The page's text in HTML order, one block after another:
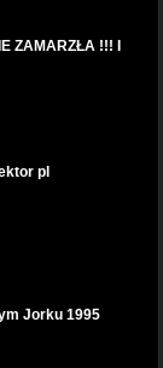
ZAMARZŁA !!! I
pl
Jorku 1995